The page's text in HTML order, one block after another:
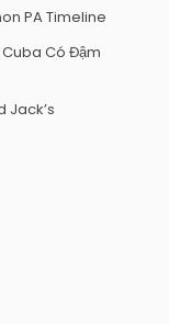
PA Timeline
Có Đậm
Jack’s